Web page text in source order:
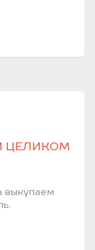
ЦЕЛИКОМ
выкупаем